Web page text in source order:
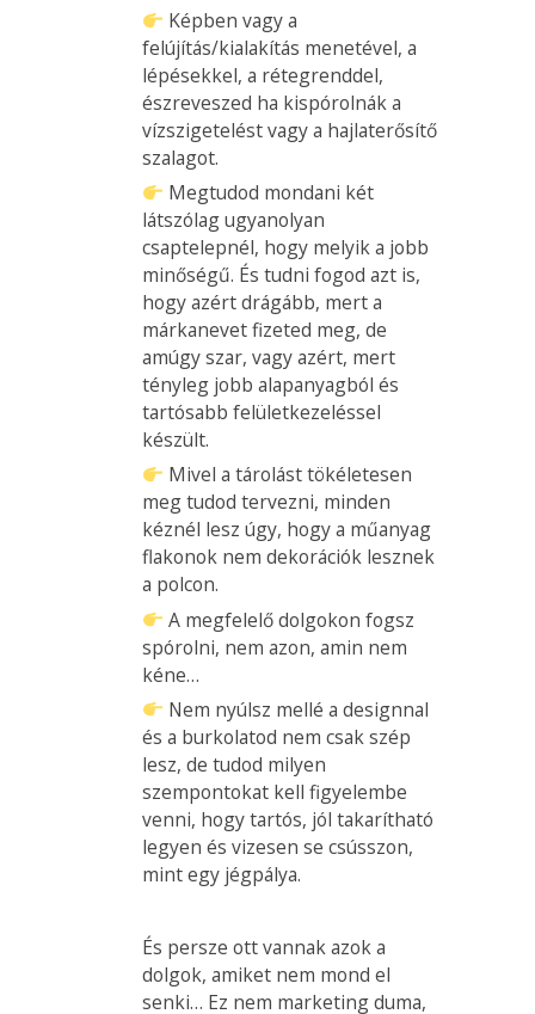
Képben vagy a
felújítás/kialakítás menetével, a
lépésekkel, a rétegrenddel,
észreveszed ha kispórolnák a
vízszigetelést vagy a hajlaterősítő
szalagot.
Megtudod mondani két
látszólag ugyanolyan
csaptelepnél, hogy melyik a jobb
minőségű. És tudni fogod azt is,
hogy azért drágább, mert a
márkanevet fizeted meg, de
amúgy szar, vagy azért, mert
tényleg jobb alapanyagból és
tartósabb felületkezeléssel
készült.
Mivel a tárolást tökéletesen
meg tudod tervezni, minden
kéznél lesz úgy, hogy a műanyag
flakonok nem dekorációk lesznek
a polcon.
A megfelelő dolgokon fogsz
spórolni, nem azon, amin nem
kéne…
Nem nyúlsz mellé a designnal
és a burkolatod nem csak szép
lesz, de tudod milyen
szempontokat kell figyelembe
venni, hogy tartós, jól takarítható
legyen és vizesen se csússzon,
mint egy jégpálya.
És persze ott vannak azok a
dolgok, amiket nem mond el
senki… Ez nem marketing duma,